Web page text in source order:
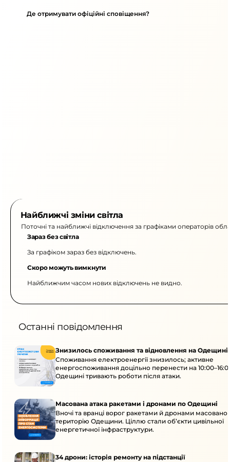
Де отримувати офіційні сповіщення?
Найближчі зміни світла
Поточні та найближчі відключення за графіками операторів
Зараз без світла
За графіком зараз без відключень.
Скоро можуть вимкнути
Найближчим часом нових відключень не видно.
Останні повідомлення
Знизилось споживання та відновлення на Одещині
Споживання електроенергії знизилось; активне
енергоспоживання доцільно перенести на
Одещині тривають роботи після атаки.
Масована атака ракетами і дронами по Одещині
Вночі та вранці ворог ракетами й дронами масовано
територію Одещини. Ціллю стали об’єкти цивільної
енергетичної інфраструктури.
34 дрони: історія ремонту на підстанції